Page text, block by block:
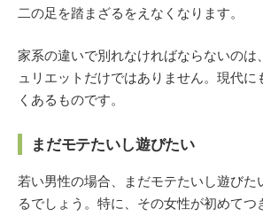
二の足を踏まざるをえなくなります。
家系の違いで別れなければならないのは
ュリエットだけではありません。現代に
くあるものです。
まだモテたいし遊びたい
若い男性の場合、まだモテたいし遊びた
るでしょう。特に、その女性が初めてつ